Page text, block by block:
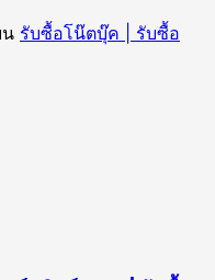
รับซื้อโน๊ตบุ๊ค | รับซื้อ